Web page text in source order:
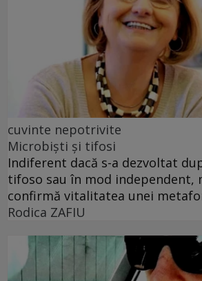
cuvinte nepotrivite
Microbiști și tifosi
Indiferent dacă s-a dezvoltat
tifoso sau în mod independent,
confirmă vitalitatea unei
Rodica ZAFIU